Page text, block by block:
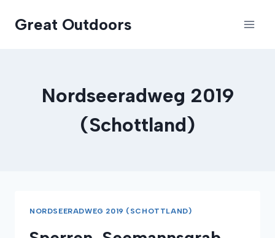
InhaltGreat Outdoors
Nordseeradweg 2019
(Schottland)
NORDSEERADWEG 2019 (SCHOTTLAND)